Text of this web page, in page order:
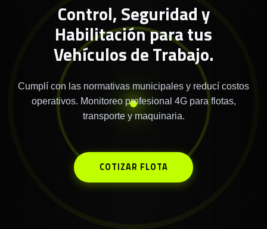
Control, Seguridad y
Habilitación para tus
Vehículos de Trabajo.
Cumplí con las normativas municipales y reducí costos
operativos. Monitoreo profesional 4G para flotas,
transporte y maquinaria.
COTIZAR FLOTA